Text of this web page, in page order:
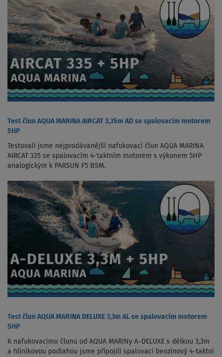
Test člun AQUA MARINA AIRCAT 3,35m AD se spalovacím motorem
5HP
Testovali jsme nejprodávanější nafukovací člun AQUA MARINA
AIRCAT 335 se spalovacím 4-taktním motorem s výkonem 5HP
analogickým k PARSUN F5 BSM.
Test člun AQUA MARINA DELUXE 3,3m AL se spalovacím motorem
5HP
K nafukovacímu člunu od AQUA MARINy A-DELUXE s délkou 3,3m
a hliníkovou podlahou jsme připojili spalovací benzínový 4-taktní